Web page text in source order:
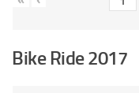
Bike Ride 2017